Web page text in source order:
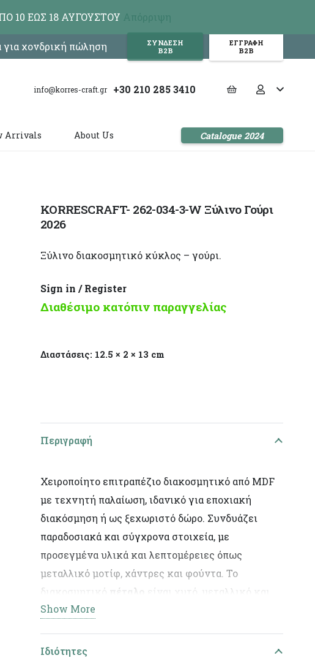
χονδρική πώληση
ΣΥΝΔΕΣΗ
Β2Β
ΕΓΓΡΑΦΗ
Β2Β
info@korres-craft.gr +30 210 285 3410
Arrivals About Us Catalogue 2024
KORRESCRAFT- 262-034-3-W Ξύλινo Γούρι
2026
Ξύλινο διακοσμητικό κύκλος – γούρι.
Sign in / Register
Διαθέσιμο κατόπιν παραγγελίας
Διαστάσεις: 12.5 × 2 × 13 cm
Περιγραφή
Χειροποίητο επιτραπέζιο διακοσμητικό από MDF
με τεχνητή παλαίωση, ιδανικό για εποχιακή
διακόσμηση ή ως ξεχωριστό δώρο. Συνδυάζει
παραδοσιακά και σύγχρονα στοιχεία, με
προσεγμένα υλικά και λεπτομέρειες όπως
μεταλλικό μοτίφ, χάντρες και φούντα. Το
διακοσμητικό
πέταλο
είναι χυτό, μεταλλικό και
διακοσμημένο με σμάλτο, προσθέτοντας ιδιαίτερο
Show More
Ιδιότητες
10 ΕΩΣ 18 ΑΥΓΟΥΣΤΟΥ Απόρριψη